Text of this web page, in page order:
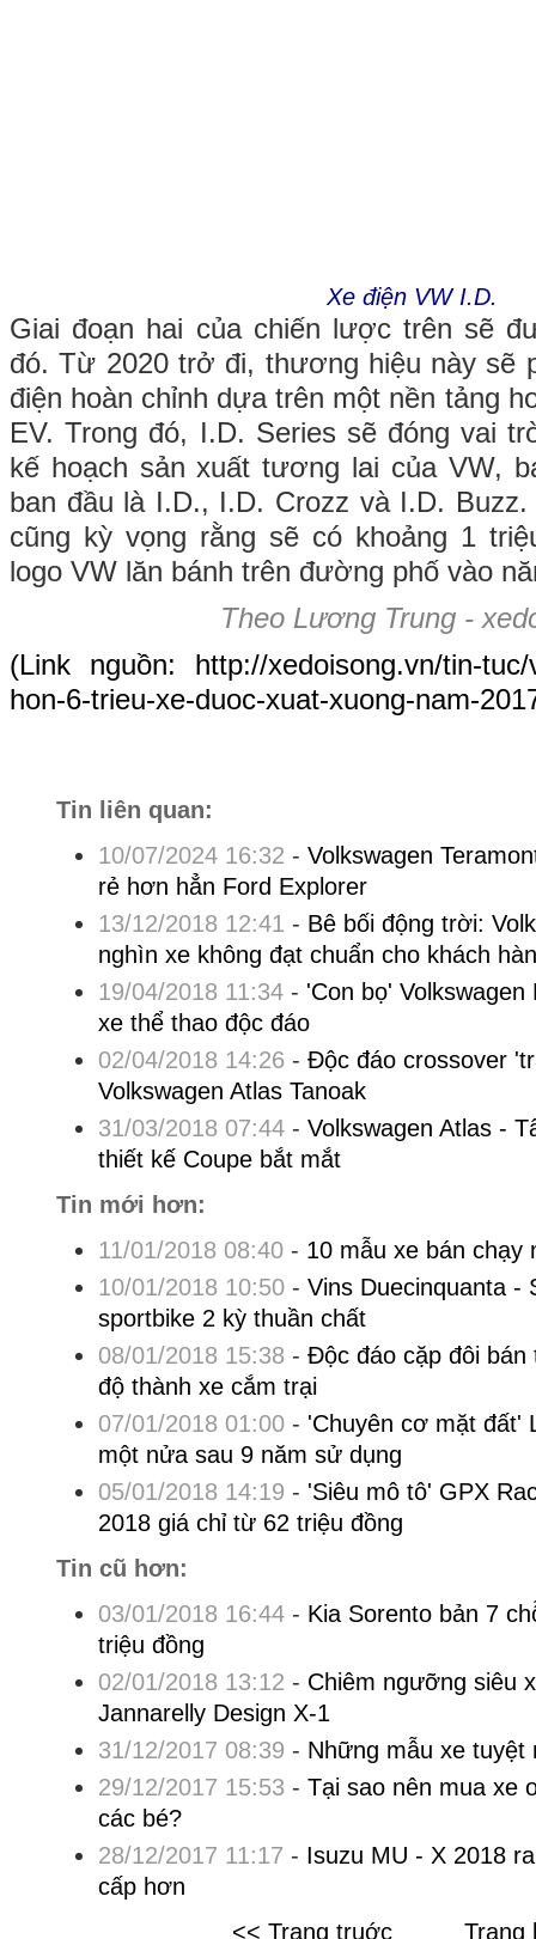
Xe điện VW I.D.
Giai đoạn hai của chiến lược trên sẽ
đó. Từ 2020 trở đi, thương hiệu này sẽ
điện hoàn chỉnh dựa trên một nền tảng
EV. Trong đó, I.D. Series sẽ đóng vai
kế hoạch sản xuất tương lai của VW,
ban đầu là I.D., I.D. Crozz và I.D.
cũng kỳ vọng rằng sẽ có khoảng 1
logo VW lăn bánh trên đường phố vào
Theo Lương Trung -
(Link nguồn: http://xedoisong.vn/tin-
hon-6-trieu-xe-duoc-xuat-xuong-nam-
Tin liên quan:
10/07/2024 16:32 - Volkswagen
rẻ hơn hẳn Ford Explorer
13/12/2018 12:41 - Bê bối động trời:
nghìn xe không đạt chuẩn cho khách
19/04/2018 11:34- 'Con bọ'
xe thể thao độc đáo
02/04/2018 14:26 - Độc đáo crossover
Volkswagen Atlas Tanoak
31/03/2018 07:44- Volkswagen Atlas -
thiết kế Coupe bắt mắt
Tin mới hơn:
11/01/2018 08:40- 10 mẫu xe bán chạy
10/01/2018 10:50- Vins Duecinquanta -
sportbike 2 kỳ thuần chất
08/01/2018 15:38 - Độc đáo cặp đôi bán
độ thành xe cắm trại
07/01/2018 01:00- 'Chuyên cơ mặt đất'
một nửa sau 9 năm sử dụng
05/01/2018 14:19 - 'Siêu mô tô' GPX
2018 giá chỉ từ 62 triệu đồng
Tin cũ hơn:
03/01/2018 16:44- Kia Sorento bản 7
triệu đồng
02/01/2018 13:12 - Chiêm ngưỡng siêu
Jannarelly Design X-1
31/12/2017 08:39 - Những mẫu xe tuyệt
29/12/2017 15:53 - Tại sao nên mua xe
các bé?
28/12/2017 11:17 - Isuzu MU - X 2018
cấp hơn
<< Trang truớc
Trang